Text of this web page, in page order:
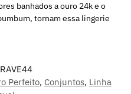
banhados a ouro 24k e o
tornam essa lingerie
Perfeito, Conjuntos, Linha